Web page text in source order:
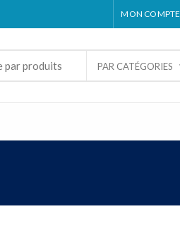
MON COMPTE
PAR CATÉGORIES